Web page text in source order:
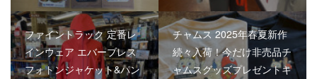
ファイントラック 定番レ
インウェア エバーブレス
フォトンジャケット&パン
チャムス 2025年春夏新作
続々入荷！今だけ非売品チ
ャムスグッズプレゼントキ